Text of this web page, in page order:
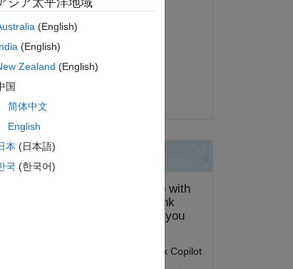
2019 年 10 月 23 日
回答済み:
(English)
(English)
Zealand (English)
国
简体中文
English
本 (日本語)
국 (한국어)